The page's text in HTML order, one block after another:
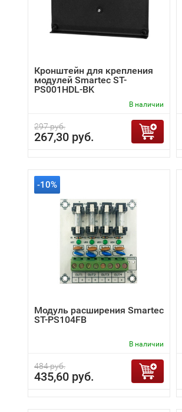
Кронштейн для крепления
модулей Smartec ST-
PS001HDL-BK
В наличии
297 руб.
267,30 руб.
-10%
Модуль расширения Smartec
ST-PS104FB
В наличии
484 руб.
435,60 руб.